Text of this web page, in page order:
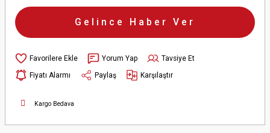
Gelince Haber Ver
Yorum Yap
Tavsiye Et
Fiyatı Alarmı
Paylaş Karşılaştır
Kargo Bedava